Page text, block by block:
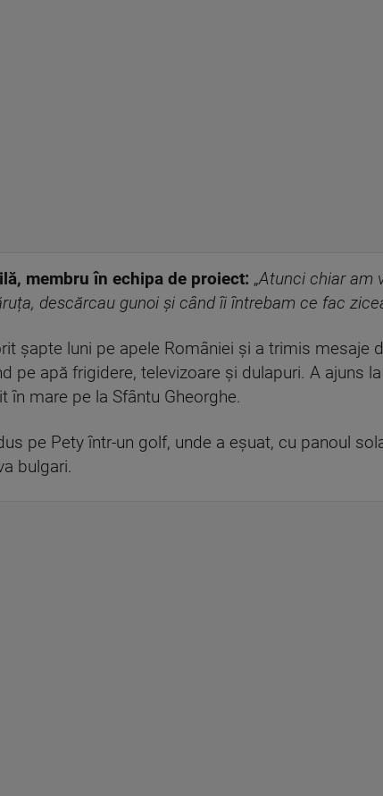
membru în echipa de proiect: „Atunci chiar am
descărcau gunoi și când îi întrebam ce fac
șapte luni pe apele României și a trimis mesaje
pe apă frigidere, televizoare și dulapuri. A ajuns
în mare pe la Sfântu Gheorghe.
pe Pety într-un golf, unde a eșuat, cu panoul
bulgari.